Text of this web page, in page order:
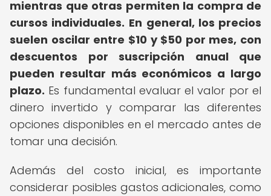
mientras que otras permiten la compra de
cursos individuales. En general, los precios
suelen oscilar entre $10 y $50 por mes, con
descuentos por suscripción anual que
pueden resultar más económicos a largo
plazo. Es fundamental evaluar el valor por el
dinero invertido y comparar las diferentes
opciones disponibles en el mercado antes de
tomar una decisión.
Además del costo inicial, es importante
considerar posibles gastos adicionales, como